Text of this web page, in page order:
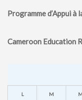
Programme d’Appui à
Cameroon Education
L M